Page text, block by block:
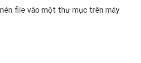
file vào một thư mục trên máy